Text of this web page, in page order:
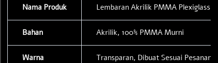
Nama Produk Lembaran Akrilik PMMA Plexiglass
Bahan Akrilik, 100% PMMA Murni
Warna Transparan, Dibuat Sesuai Pesanan